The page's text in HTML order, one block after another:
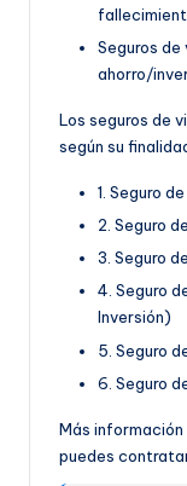
Seguros
ahorro/
Los seguros de
según su
1. Seguro
2. Seguro
3. Seguro
4. Seguro
Inversión)
5. Seguro
6. Seguro
Más información
puedes